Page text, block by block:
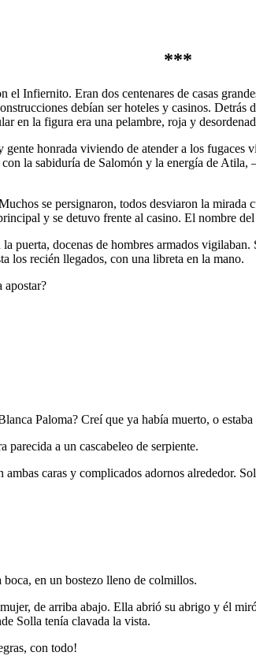
***
Infiernito. Eran dos centenares de casas
debían ser hoteles y casinos.
en la figura era una pelambre, roja y
honrada viviendo de atender a los
la sabiduría de Salomón y la energía de
se persignaron, todos desviaron la
y se detuvo frente al casino. El nombre
puerta, docenas de hombres armados
los recién llegados, con una libreta en la mano.
apostar?
Paloma? Creí que ya había muerto, o
a un cascabeleo de serpiente.
caras y complicados adornos alrededor.
en un bostezo lleno de colmillos.
de arriba abajo. Ella abrió su abrigo y él
Solla tenía clavada la vista.
con todo!